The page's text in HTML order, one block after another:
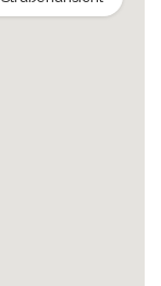
0.05 km